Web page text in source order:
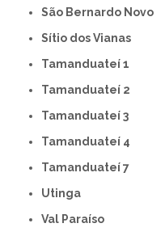
São Bernardo Novo
Sítio dos Vianas
Tamanduateí 1
Tamanduateí 2
Tamanduateí 3
Tamanduateí 4
Tamanduateí 7
Utinga
Val Paraíso